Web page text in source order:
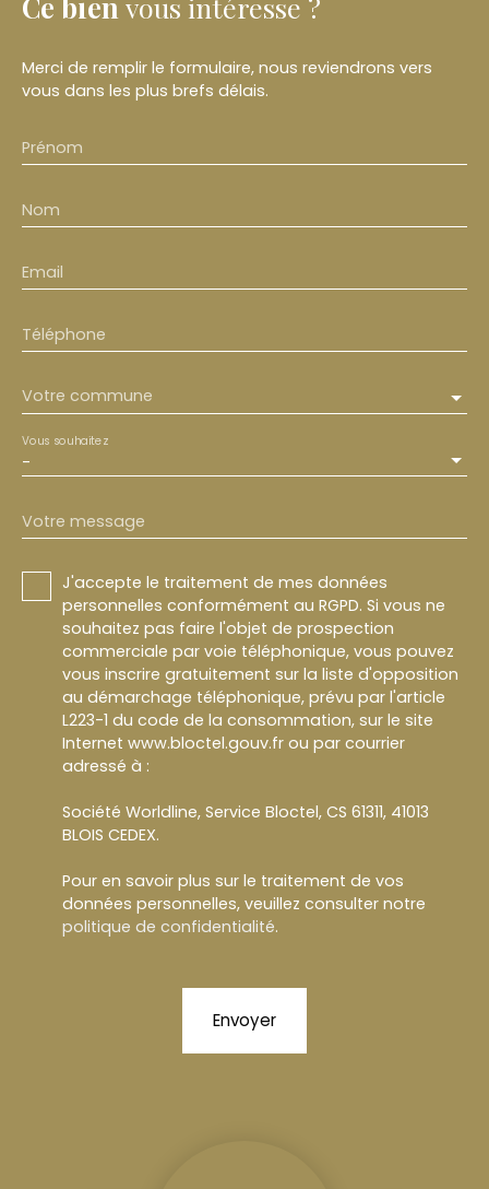
Merci de remplir le formulaire, nous reviendrons vers
vous dans les plus brefs délais.
Prénom
Nom
Email
Téléphone
Votre commune
-
Vous souhaitez
Votre message
J'accepte le traitement de mes données
personnelles conformément au RGPD. Si vous ne
souhaitez pas faire l'objet de prospection
commerciale par voie téléphonique, vous pouvez
vous inscrire gratuitement sur la liste d'opposition
au démarchage téléphonique, prévu par l'article
L223-1 du code de la consommation, sur le site
Internet www.bloctel.gouv.fr ou par courrier
adressé à :
Société Worldline, Service Bloctel, CS 61311, 41013
BLOIS CEDEX.
Pour en savoir plus sur le traitement de vos
données personnelles, veuillez consulter notre
politique de confidentialité.
Envoyer